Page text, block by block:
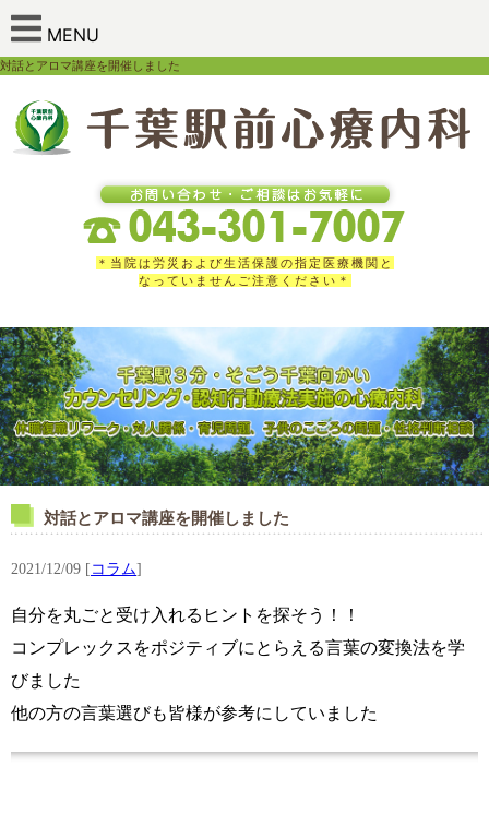
MENU
対話とアロマ講座を開催しました
＊当院は労災および生活保護の指定医療機関と
なっていませんご注意ください＊
対話とアロマ講座を開催しました
2021/12/09 [ コラム]
自分を丸ごと受け入れるヒントを探そう！！
コンプレックスをポジティブにとらえる言葉の変換法を学
びました
他の方の言葉選びも皆様が参考にしていました